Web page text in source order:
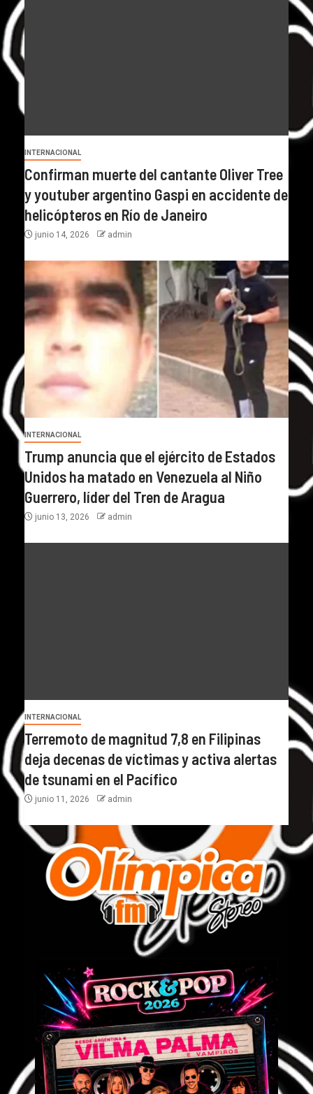
INTERNACIONAL
Confirman muerte del cantante Oliver Tree
y youtuber argentino Gaspi en accidente de
helicópteros en Río de Janeiro
junio 14, 2026 admin
INTERNACIONAL
Trump anuncia que el ejército de Estados
Unidos ha matado en Venezuela al Niño
Guerrero, líder del Tren de Aragua
junio 13, 2026 admin
INTERNACIONAL
Terremoto de magnitud 7,8 en Filipinas
deja decenas de víctimas y activa alertas
de tsunami en el Pacífico
junio 11, 2026 admin